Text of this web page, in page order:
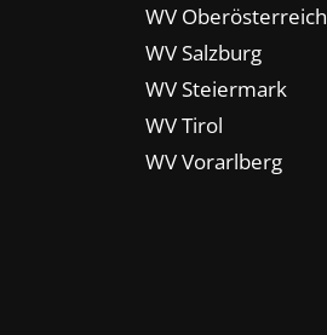
WV Oberösterreich
WV Salzburg
WV Steiermark
WV Tirol
WV Vorarlberg